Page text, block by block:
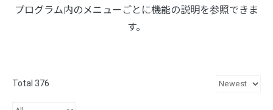
プログラム内のメニューごとに機能の説明を参照できま
す。
Total 376